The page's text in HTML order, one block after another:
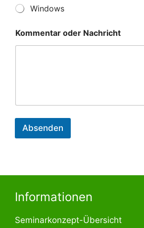
Windows
Kommentar oder Nachricht
Absenden
Informationen
Seminarkonzept-Übersicht